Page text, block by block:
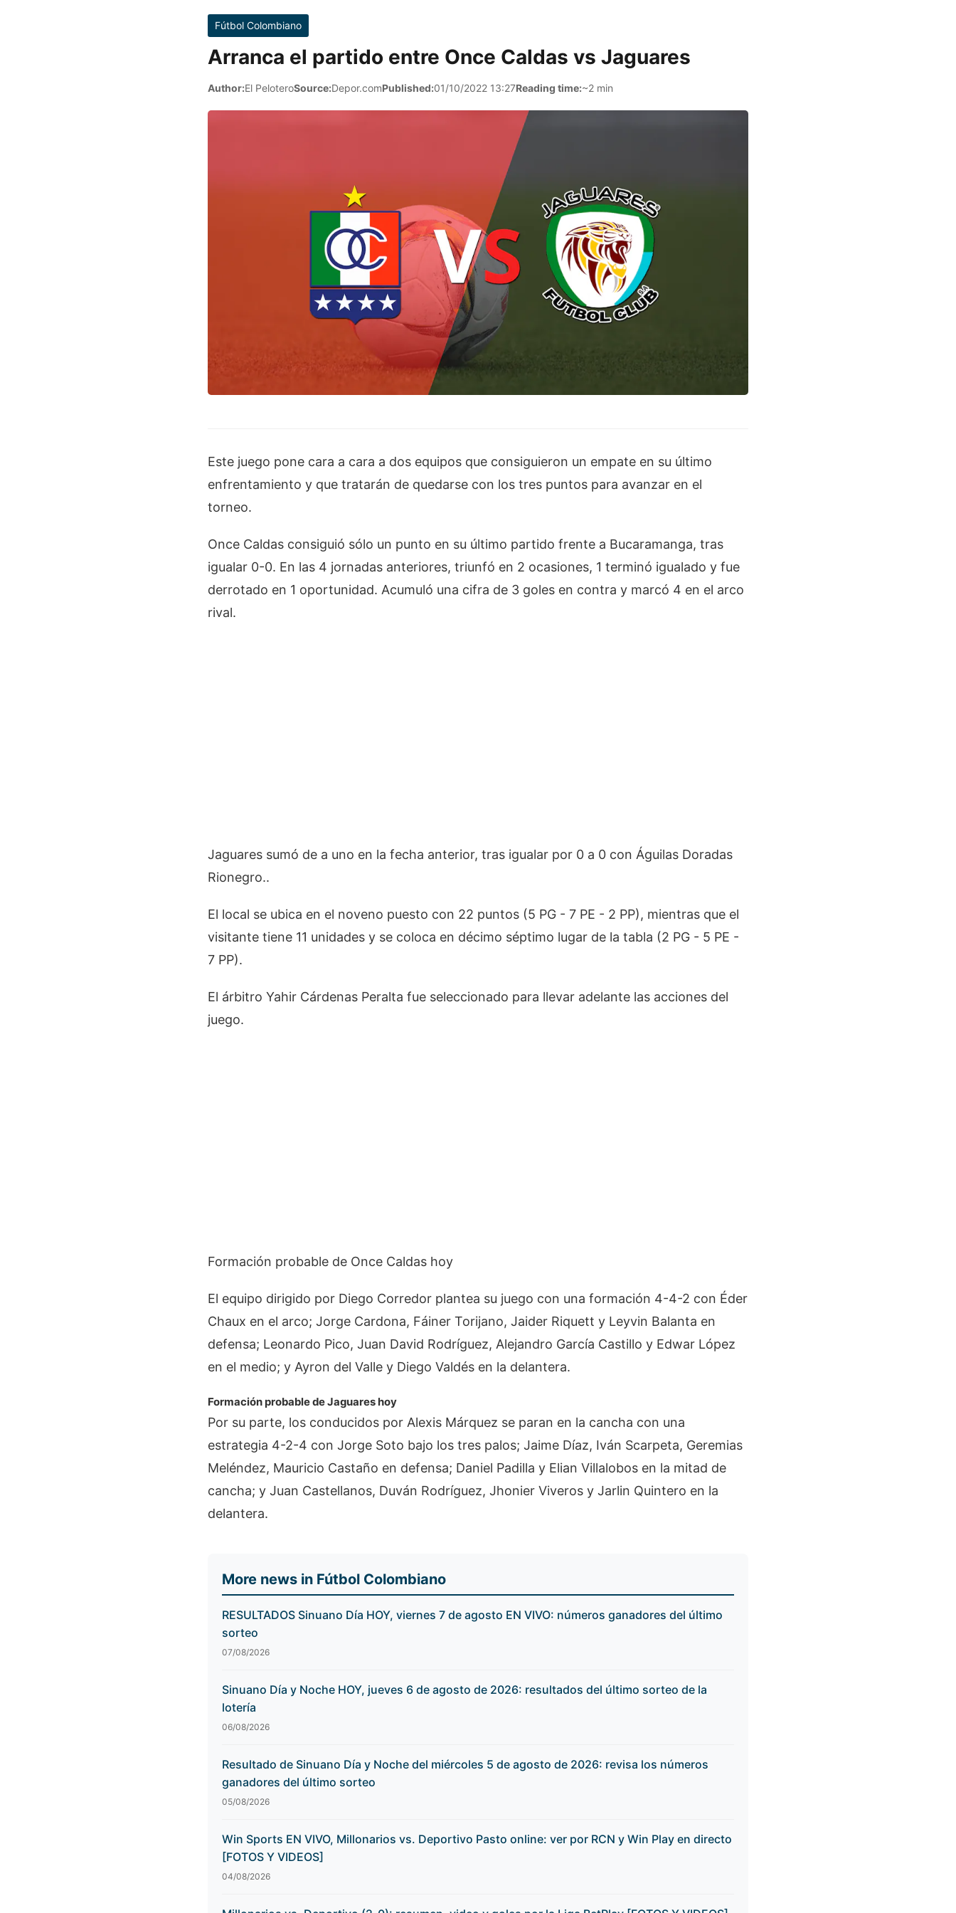
Fútbol Colombiano
Arranca el partido entre Once Caldas vs Jaguares
Author:El PeloteroSource:Depor.comPublished:01/10/2022 13:27Reading time:~2 min
Este juego pone cara a cara a dos equipos que consiguieron un empate en su último
enfrentamiento y que tratarán de quedarse con los tres puntos para avanzar en el
torneo.
Once Caldas consiguió sólo un punto en su último partido frente a Bucaramanga, tras
igualar 0-0. En las 4 jornadas anteriores, triunfó en 2 ocasiones, 1 terminó igualado y fue
derrotado en 1 oportunidad. Acumuló una cifra de 3 goles en contra y marcó 4 en el arco
rival.
Jaguares sumó de a uno en la fecha anterior, tras igualar por 0 a 0 con Águilas Doradas
Rionegro..
El local se ubica en el noveno puesto con 22 puntos (5 PG - 7 PE - 2 PP), mientras que el
visitante tiene 11 unidades y se coloca en décimo séptimo lugar de la tabla (2 PG - 5 PE -
7 PP).
El árbitro Yahir Cárdenas Peralta fue seleccionado para llevar adelante las acciones del
juego.
Formación probable de Once Caldas hoy
El equipo dirigido por Diego Corredor plantea su juego con una formación 4-4-2 con Éder
Chaux en el arco; Jorge Cardona, Fáiner Torijano, Jaider Riquett y Leyvin Balanta en
defensa; Leonardo Pico, Juan David Rodríguez, Alejandro García Castillo y Edwar López
en el medio; y Ayron del Valle y Diego Valdés en la delantera.
Formación probable de Jaguares hoy
Por su parte, los conducidos por Alexis Márquez se paran en la cancha con una
estrategia 4-2-4 con Jorge Soto bajo los tres palos; Jaime Díaz, Iván Scarpeta, Geremias
Meléndez, Mauricio Castaño en defensa; Daniel Padilla y Elian Villalobos en la mitad de
cancha; y Juan Castellanos, Duván Rodríguez, Jhonier Viveros y Jarlin Quintero en la
delantera.
More news in Fútbol Colombiano
RESULTADOS Sinuano Día HOY, viernes 7 de agosto EN VIVO: números ganadores del último
sorteo
07/08/2026
Sinuano Día y Noche HOY, jueves 6 de agosto de 2026: resultados del último sorteo de la
lotería
06/08/2026
Resultado de Sinuano Día y Noche del miércoles 5 de agosto de 2026: revisa los números
ganadores del último sorteo
05/08/2026
Win Sports EN VIVO, Millonarios vs. Deportivo Pasto online: ver por RCN y Win Play en directo
[FOTOS Y VIDEOS]
04/08/2026